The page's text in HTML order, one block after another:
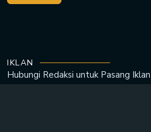
IKLAN
Hubungi Redaksi untuk Pasang Iklan